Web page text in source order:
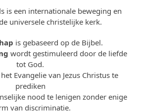
is een internationale beweging en
universele christelijke kerk.
is gebaseerd op de Bijbel.
wordt gestimuleerd door de liefde
tot God.
Evangelie van Jezus Christus te
prediken
nood te lenigen zonder enige
van discriminatie.